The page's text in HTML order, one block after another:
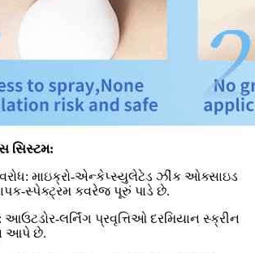
સિસ્ટમ:
માઇક્રો-એન્કેપ્સ્યુલેટેડ ઝીંક ઓક્સાઇડ
સ્પેક્ટ્રમ કવરેજ પૂરું પાડે છે.
લર્નિંગ પ્રવૃત્તિઓ દરમિયાન સ્ક્રીન
આપે છે.